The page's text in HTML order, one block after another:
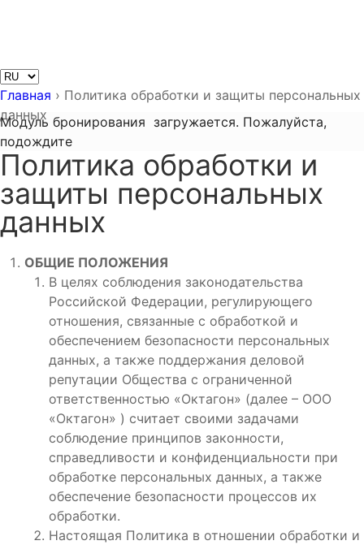
Главная › Политика обработки и защиты персональных
данных
Модуль бронирования загружается. Пожалуйста,
подождите
Политика обработки и
защиты персональных
данных
ОБЩИЕ ПОЛОЖЕНИЯ
В целях соблюдения законодательства
Российской Федерации, регулирующего
отношения, связанные с обработкой и
обеспечением безопасности персональных
данных, а также поддержания деловой
репутации Общества с ограниченной
ответственностью «Октагон» (далее – ООО
«Октагон» ) считает своими задачами
соблюдение принципов законности,
справедливости и конфиденциальности при
обработке персональных данных, а также
обеспечение безопасности процессов их
обработки.
Настоящая Политика в отношении обработки и